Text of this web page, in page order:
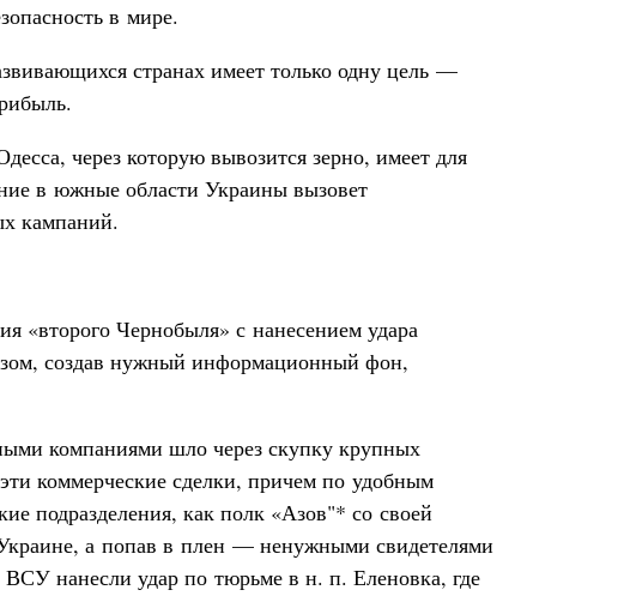
в мире.
странах имеет только одну цель —
через которую вывозится зерно, имеет для
в южные области Украины вызовет
кампаний.
«второго Чернобыля» с нанесением удара
создав нужный информационный фон,
компаниями шло через скупку крупных
коммерческие сделки, причем по удобным
подразделения, как полк «Азов"* со своей
а попав в плен — ненужными свидетелями
нанесли удар по тюрьме в н. п. Еленовка, где